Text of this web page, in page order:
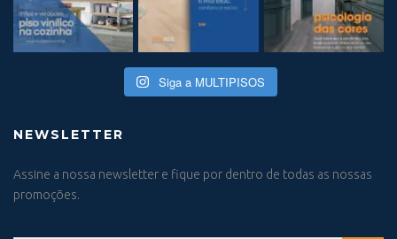
Siga a MULTIPISOS
NEWSLETTER
Assine a nossa newsletter e fique por dentro de todas as nossas
promoções.